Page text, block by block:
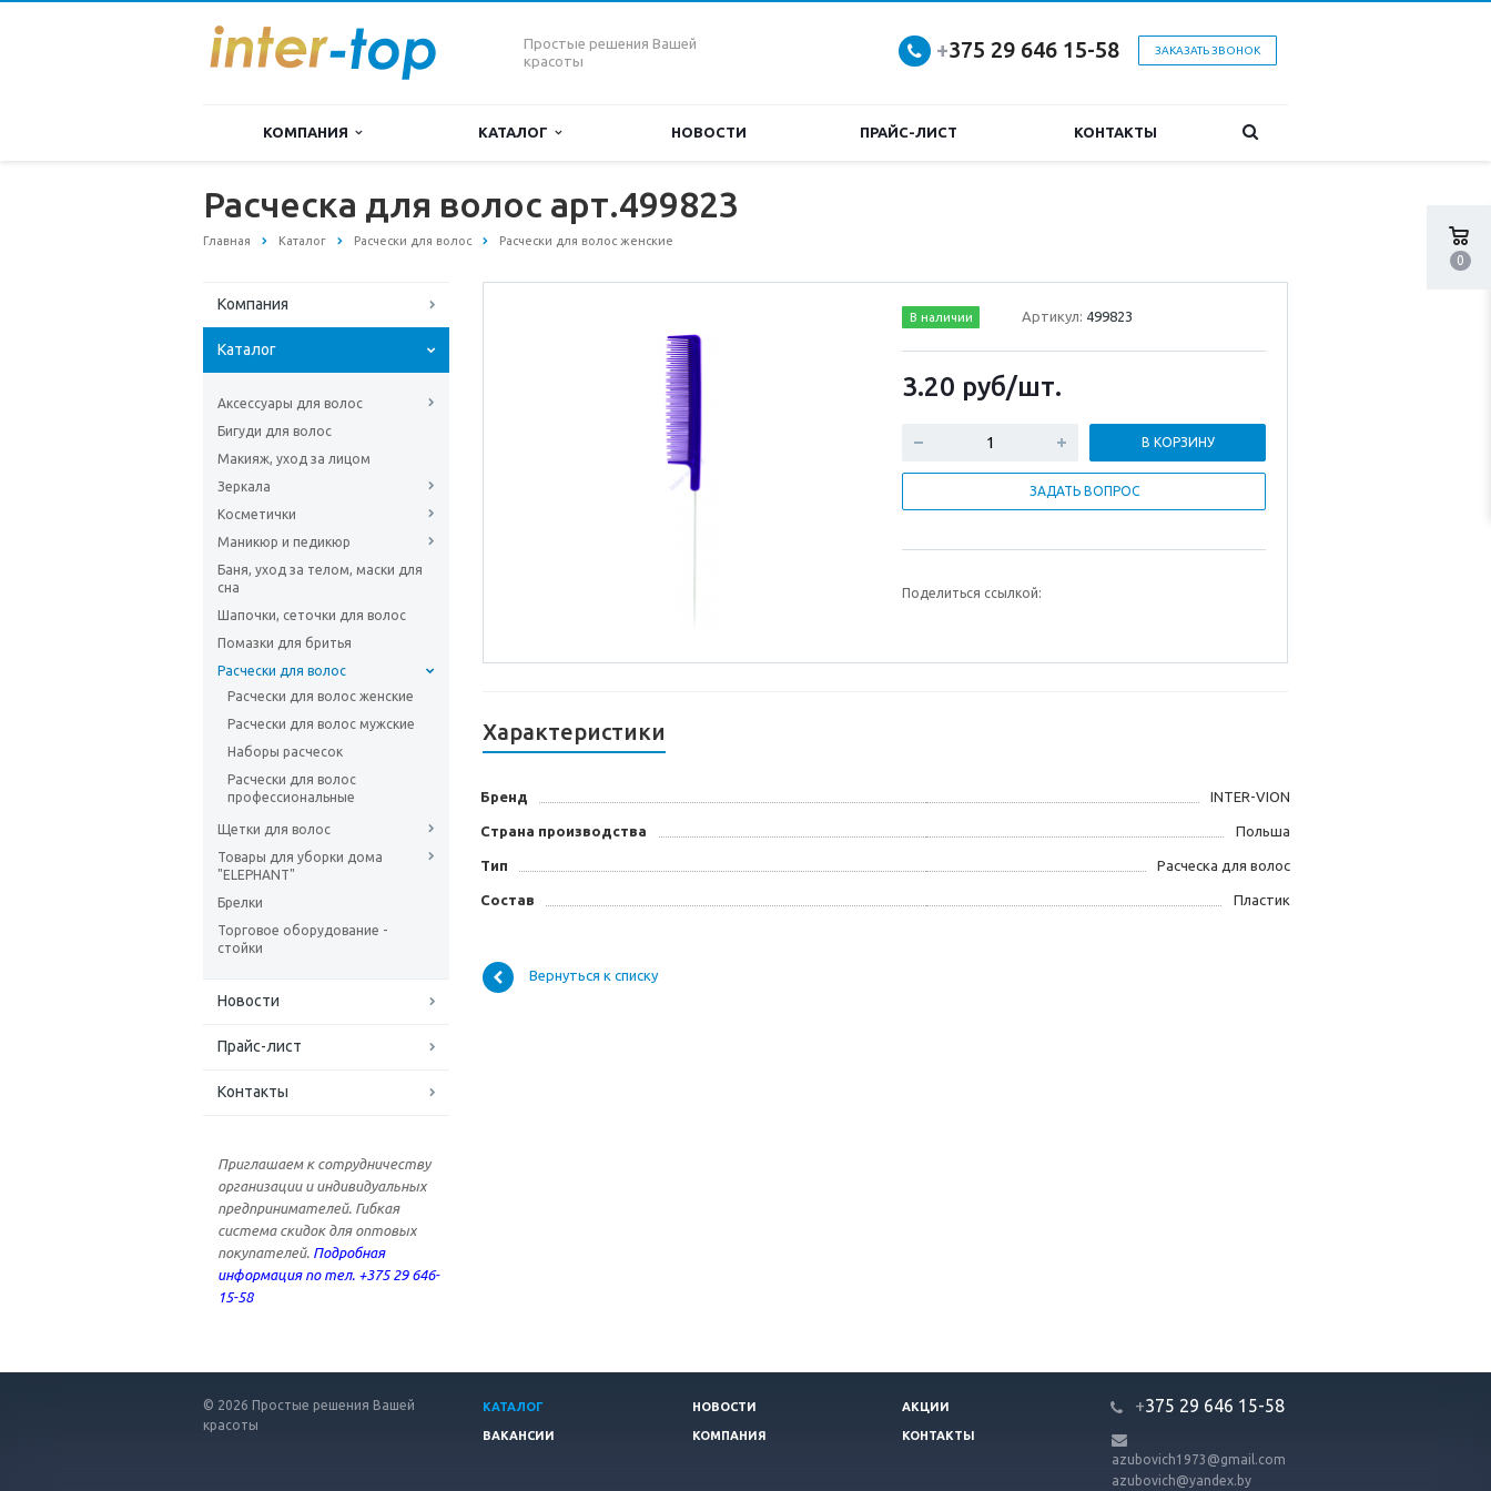
0
Простые решения Вашей
красоты
ЗАКАЗАТЬ ЗВОНОК
+375 29 646 15-58
КОМПАНИЯ КАТАЛОГ НОВОСТИ ПРАЙС-ЛИСТ КОНТАКТЫ
Расческа для волос арт.499823
Главная Каталог Расчески для волос Расчески для волос женские
Компания
Каталог
Аксессуары для волос
Бигуди для волос
Макияж, уход за лицом
Зеркала
Косметички
Маникюр и педикюр
Баня, уход за телом, маски для
сна
Шапочки, сеточки для волос
Помазки для бритья
Расчески для волос
Расчески для волос женские
Расчески для волос мужские
Наборы расчесок
Расчески для волос
профессиональные
Щетки для волос
Товары для уборки дома
"ELEPHANT"
Брелки
Торговое оборудование -
стойки
Новости
Прайс-лист
Контакты
Приглашаем к сотрудничеству
организации и индивидуальных
предпринимателей. Гибкая
система скидок для оптовых
покупателей. Подробная
информация по тел. +375 29 646-
15-58
В наличии Артикул: 499823
3.20 руб/шт.
В КОРЗИНУ
ЗАДАТЬ ВОПРОС
Поделиться ссылкой:
Характеристики
Бренд INTER-VION
Страна производства Польша
Тип Расческа для волос
Состав Пластик
Вернуться к списку
© 2026 Простые решения Вашей
красоты
КАТАЛОГ НОВОСТИ АКЦИИ
ВАКАНСИИ КОМПАНИЯ КОНТАКТЫ
+375 29 646 15-58
azubovich1973@gmail.com
azubovich@yandex.by